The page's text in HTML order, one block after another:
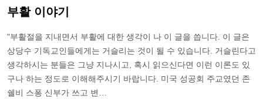
부활 이야기
"부활절을 지내면서 부활에 대한 생각이 나 이 글을 씁니다. 이 글은
상당수 기독교인들에게는 거슬리는 것이 될 수 있습니다. 거슬린다고
생각하시는 분들은 그냥 지나시고, 혹시 읽으신다면 이런 이론도 있
구나 하는 정도로 이해해주시기 바랍니다. 미국 성공회 주교였던 존
쉘비 스퐁 신부가 쓰고 변…